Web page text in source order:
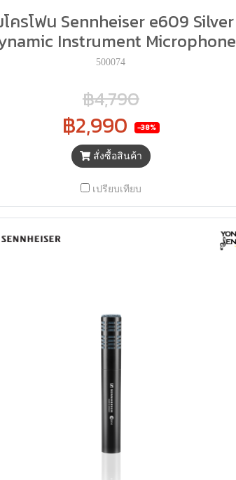
โครโฟน Sennheiser e609 Silver
Instrument Microphone
500074
฿4,790
฿2,990 -38%
สั่งซื้อสินค้า
เปรียบเทียบ